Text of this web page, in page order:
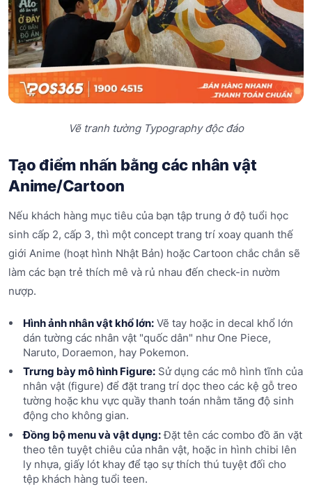
Vẽ tranh tường Typography độc đáo
Tạo điểm nhấn bằng các nhân vật
Anime/Cartoon
Nếu khách hàng mục tiêu của bạn tập trung ở độ tuổi học
sinh cấp 2, cấp 3, thì một concept trang trí xoay quanh thế
giới Anime (hoạt hình Nhật Bản) hoặc Cartoon chắc chắn sẽ
làm các bạn trẻ thích mê và rủ nhau đến check-in nườm
nượp.
Hình ảnh nhân vật khổ lớn:Vẽ tay hoặc in decal khổ lớn
dán tường các nhân vật "quốc dân" như One Piece,
Naruto, Doraemon, hay Pokemon.
Trưng bày mô hình Figure:Sử dụng các mô hình tĩnh của
nhân vật (figure) để đặt trang trí dọc theo các kệ gỗ treo
tường hoặc khu vực quầy thanh toán nhằm tăng độ sinh
động cho không gian.
Đồng bộ menu và vật dụng:Đặt tên các combo đồ ăn vặt
theo tên tuyệt chiêu của nhân vật, hoặc in hình chibi lên
ly nhựa, giấy lót khay để tạo sự thích thú tuyệt đối cho
tệp khách hàng tuổi teen.